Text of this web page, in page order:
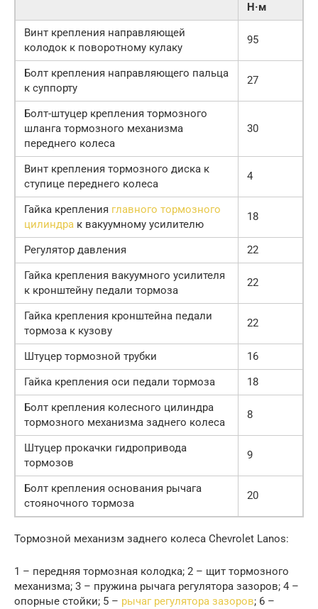
Н·м
Винт крепления направляющей
колодок к поворотному кулаку
95
Болт крепления направляющего пальца
к суппорту
27
Болт-штуцер крепления тормозного
шланга тормозного механизма
переднего колеса
30
Винт крепления тормозного диска к
ступице переднего колеса
4
Гайка крепления главного тормозного
цилиндра к вакуумному усилителю
18
Регулятор давления
22
Гайка крепления вакуумного усилителя
к кронштейну педали тормоза
22
Гайка крепления кронштейна педали
тормоза к кузову
22
Штуцер тормозной трубки
16
Гайка крепления оси педали тормоза
18
Болт крепления колесного цилиндра
тормозного механизма заднего колеса
8
Штуцер прокачки гидропривода
тормозов
9
Болт крепления основания рычага
стояночного тормоза
20
Тормозной механизм заднего колеса Chevrolet Lanos:
1 – передняя тормозная колодка; 2 – щит тормозного
механизма; 3 – пружина рычага регулятора зазоров; 4 –
опорные стойки; 5 – рычаг регулятора зазоров; 6 –